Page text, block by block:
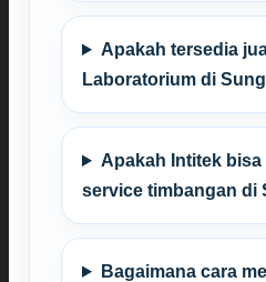
Apakah tersedia
Laboratorium di
Apakah Intitek bisa
service timbangan di
Bagaimana cara